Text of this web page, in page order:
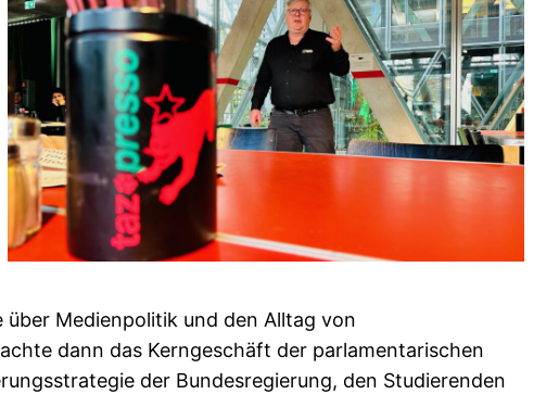
über Medienpolitik und den Alltag von
dann das Kerngeschäft der parlamentarischen
der Bundesregierung, den Studierenden